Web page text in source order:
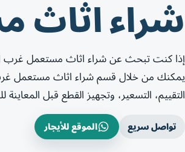
شراء اثاث
إذا كنت تبحث عن شراء اثاث مستعمل غرب
يمكنك من خلال قسم شراء اثاث مستعمل غرب
التقييم، التسعير، وتجهيز القطع قبل
تواصل سريع الموقع للأيجار